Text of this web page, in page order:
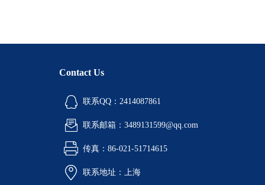
Contact Us
联系QQ：2414087861
联系邮箱：3489131599@qq.com
传真：86-021-51714615
联系地址：上海